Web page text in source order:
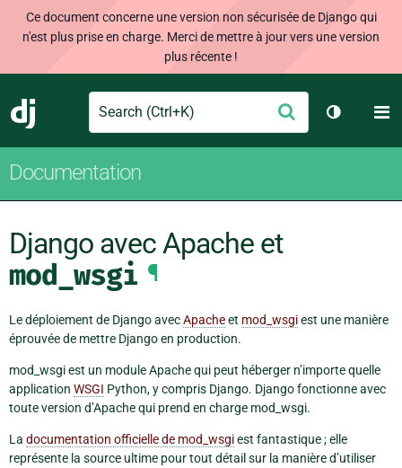
Ce document concerne une version non sécurisée de Django qui
n'est plus prise en charge. Merci de mettre à jour vers une version
plus récente !
Django
Search Envoyer
Changer
Documentation
Django avec Apache et
mod_wsgi ¶
Le déploiement de Django avecApacheet mod_wsgiest une manière
éprouvée de mettre Django en production.
mod_wsgi est un module Apache qui peut héberger n’importe quelle
application WSGI Python, y compris Django. Django fonctionne avec
toute version d’Apache qui prend en charge mod_wsgi.
La documentation officielle de mod_wsgiest fantastique ; elle
représente la source ultime pour tout détail sur la manière d’utiliser